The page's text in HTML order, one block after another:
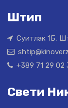
Штип
Суитлак 1Б,
+389 71 29 02
Свети